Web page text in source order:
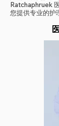
Ratchaphruek
您提供专业的护